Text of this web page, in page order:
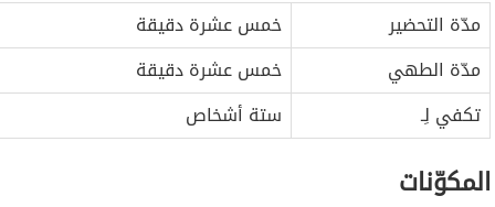
مدّة التحضير
خمس عشرة دقيقة
مدّة الطهي
خمس عشرة دقيقة
تكفي لِـ
ستة أشخاص
المكوّنات